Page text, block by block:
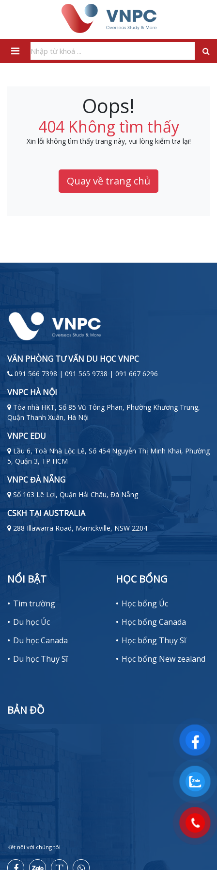
Oops!
404 Không tìm thấy
Xin lỗi không tìm thấy trang này, vui lòng kiểm tra lại!
Quay về trang chủ
VĂN PHÒNG TƯ VẤN DU HỌC VNPC
091 566 7398 | 091 565 9738 | 091 667 6296
VNPC HÀ NỘI
Tòa nhà HKT, Số 85 Vũ Tông Phan, Phường Khương Trung,
Quận Thanh Xuân, Hà Nội
VNPC EDU
Lầu 6, Toà Nhà Lộc Lê, Số 454 Nguyễn Thị Minh Khai, Phường
5, Quận 3, TP HCM
VNPC ĐÀ NẴNG
Số 163 Lê Lợi, Quận Hải Châu, Đà Nẵng
CSKH TẠI AUSTRALIA
288 Illawarra Road, Marrickville, NSW 2204
NỔI BẬT
Tìm trường
Du học Úc
Du học Canada
Du học Thụy Sĩ
HỌC BỔNG
Học bổng Úc
Học bổng Canada
Học bổng Thụy Sĩ
Học bổng New zealand
BẢN ĐỒ
Kết nối với chúng tôi